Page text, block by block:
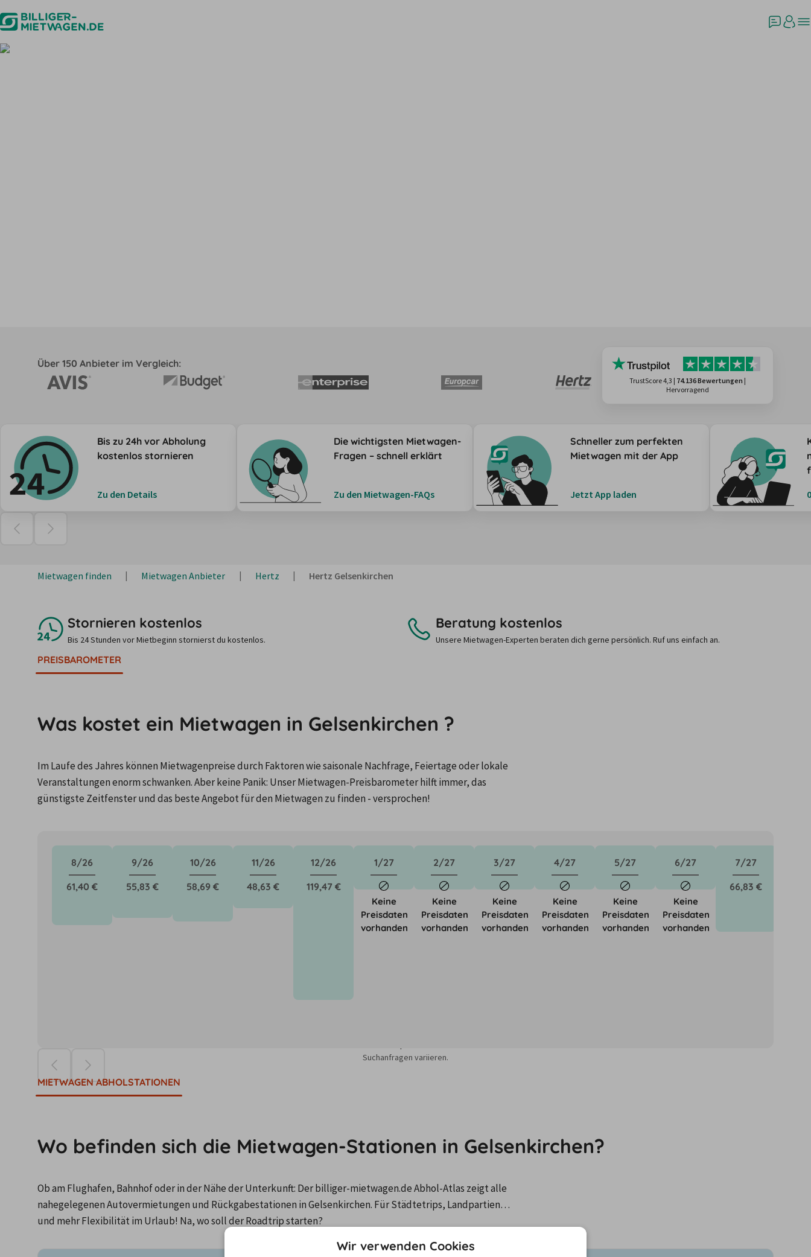
Über 150 Anbieter im Vergleich:
TrustScore 4,3 | 74.136 Bewertungen |
Hervorragend
Bis zu 24h vor Abholung
kostenlos stornieren
Zu den Details
Die wichtigsten Mietwagen-
Fragen – schnell erklärt
Zu den Mietwagen-FAQs
Schneller zum perfekten
Mietwagen mit der App
Jetzt App laden
Mietwagen finden Mietwagen Anbieter Hertz Hertz Gelsenkirchen
Stornieren kostenlos
Bis 24 Stunden vor Mietbeginn stornierst du kostenlos.
Beratung kostenlos
Unsere Mietwagen-Experten beraten dich gerne persönlich. Ruf uns einfach an.
PREISBAROMETER
Was kostet ein Mietwagen in Gelsenkirchen ?
Im Laufe des Jahres können Mietwagenpreise durch Faktoren wie saisonale Nachfrage, Feiertage oder lokale
Veranstaltungen enorm schwanken. Aber keine Panik: Unser Mietwagen-Preisbarometer hilft immer, das
günstigste Zeitfenster und das beste Angebot für den Mietwagen zu finden - versprochen!
8/26
61,40 €
9/26
55,83 €
10/26
58,69 €
11/26
48,63 €
12/26
119,47 €
1/27
Keine
Preisdaten
vorhanden
2/27
Keine
Preisdaten
vorhanden
3/27
Keine
Preisdaten
vorhanden
4/27
Keine
Preisdaten
vorhanden
5/27
Keine
Preisdaten
vorhanden
6/27
Keine
Preisdaten
vorhanden
7/27
66,83 €
Suchanfragen variieren.
MIETWAGEN ABHOLSTATIONEN
Wo befinden sich die Mietwagen-Stationen in Gelsenkirchen?
Ob am Flughafen, Bahnhof oder in der Nähe der Unterkunft: Der billiger-mietwagen.de Abhol-Atlas zeigt alle
nahegelegenen Autovermietungen und Rückgabestationen in Gelsenkirchen. Für Städtetrips, Landpartien…
und mehr Flexibilität im Urlaub! Na, wo soll der Roadtrip starten?
Wir verwenden Cookies